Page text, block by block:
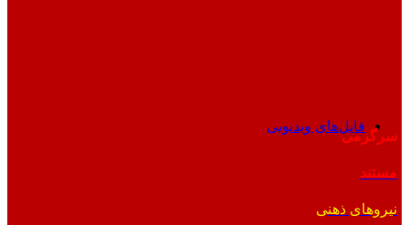
فایل‌های ویدیویی
سرگرمی
مستند
نیروهای ذهنی